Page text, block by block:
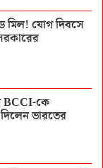
মিল! যোগ দিবসে
BCCI-কে
ভারতের